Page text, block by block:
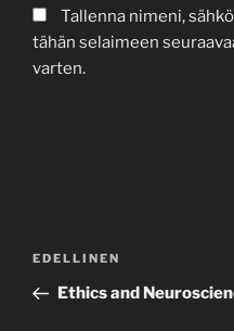
Tallenna nimeni,
tähän selaimeen
varten.
Edellinen
artikkeli
EDELLINEN
Ethics and